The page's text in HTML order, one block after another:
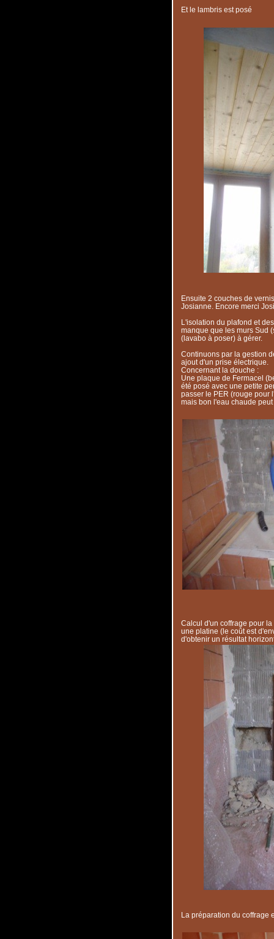
Et le lambris est posé
Ensuite 2 couches de
Josianne. Encore merci
L'isolation du plafond et
manque que les murs Sud
(lavabo à poser) à gérer.
Continuons par la gestion
ajout d'un prise électrique.
Concernant la douche :
Une plaque de Fermacel
été posé avec une petite
passer le PER (rouge pour
mais bon l'eau chaude
Calcul d'un coffrage pour
une platine (le coût est
d'obtenir un résultat
La préparation du coffrage